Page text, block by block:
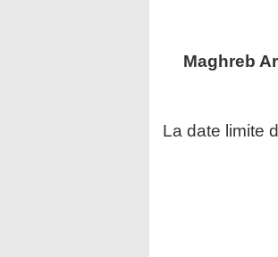
Maghreb
La date limite